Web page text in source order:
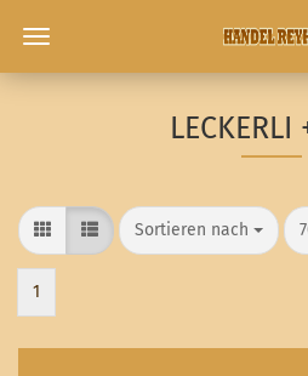
LECKERLI
Sortieren nach
Sortieren nach
1